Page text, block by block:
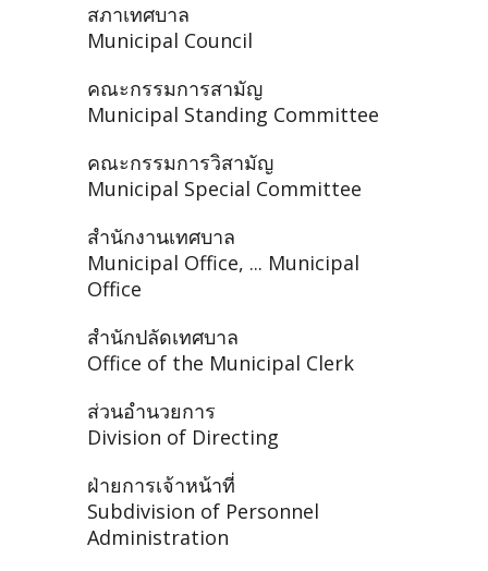
สภาเทศบาล
Municipal Council
คณะกรรมการสามัญ
Municipal Standing Committee
คณะกรรมการวิสามัญ
Municipal Special Committee
สำนักงานเทศบาล
Municipal Office, ... Municipal
Office
สำนักปลัดเทศบาล
Office of the Municipal Clerk
ส่วนอำนวยการ
Division of Directing
ฝ่ายการเจ้าหน้าที่
Subdivision of Personnel
Administration